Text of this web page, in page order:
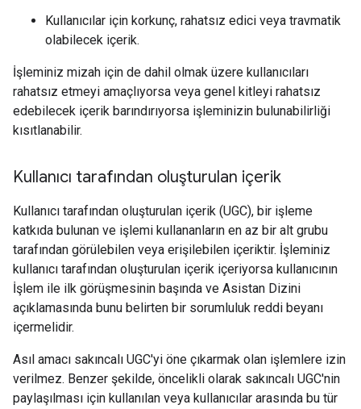
Kullanıcılar için korkunç, rahatsız edici veya travmatik
olabilecek içerik.
İşleminiz mizah için de dahil olmak üzere kullanıcıları
rahatsız etmeyi amaçlıyorsa veya genel kitleyi rahatsız
edebilecek içerik barındırıyorsa işleminizin bulunabilirliği
kısıtlanabilir.
Kullanıcı tarafından oluşturulan içerik
Kullanıcı tarafından oluşturulan içerik (UGC), bir işleme
katkıda bulunan ve işlemi kullananların en az bir alt grubu
tarafından görülebilen veya erişilebilen içeriktir. İşleminiz
kullanıcı tarafından oluşturulan içerik içeriyorsa kullanıcının
İşlem ile ilk görüşmesinin başında ve Asistan Dizini
açıklamasında bunu belirten bir sorumluluk reddi beyanı
içermelidir.
Asıl amacı sakıncalı UGC'yi öne çıkarmak olan işlemlere izin
verilmez. Benzer şekilde, öncelikli olarak sakıncalı UGC'nin
paylaşılması için kullanılan veya kullanıcılar arasında bu tür